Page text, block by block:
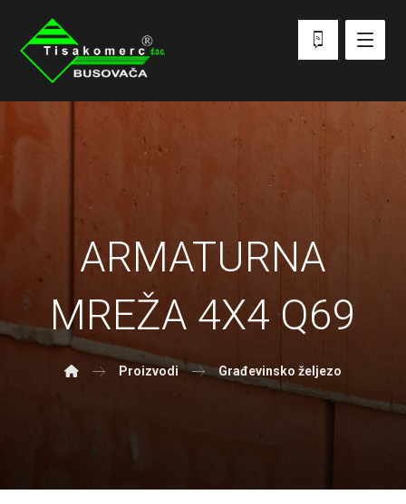
ARMATURNA
MREŽA 4X4 Q69
Proizvodi Građevinsko željezo